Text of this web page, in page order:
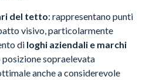
del tetto: rappresentano punti
visivo, particolarmente
di loghi aziendali e marchi
posizione sopraelevata
anche a considerevole